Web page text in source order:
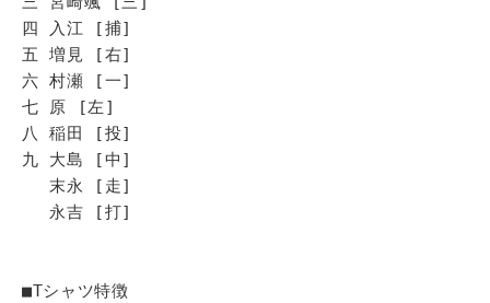
四 入江 [捕]
五 増見 [右]
六 村瀬 [一]
七 原 [左]
八 稲田 [投]
九 大島 [中]
末永 [走]
永吉 [打]
■Tシャツ特徴